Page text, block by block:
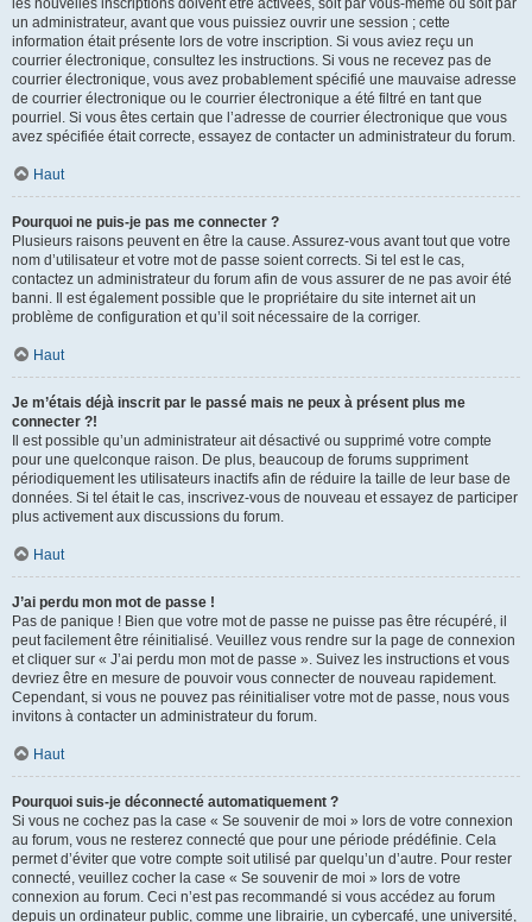
les nouvelles inscriptions doivent être activées, soit par vous-même ou soit par
un administrateur, avant que vous puissiez ouvrir une session ; cette
information était présente lors de votre inscription. Si vous aviez reçu un
courrier électronique, consultez les instructions. Si vous ne recevez pas de
courrier électronique, vous avez probablement spécifié une mauvaise adresse
de courrier électronique ou le courrier électronique a été filtré en tant que
pourriel. Si vous êtes certain que l’adresse de courrier électronique que vous
avez spécifiée était correcte, essayez de contacter un administrateur du forum.
Haut
Pourquoi ne puis-je pas me connecter ?
Plusieurs raisons peuvent en être la cause. Assurez-vous avant tout que votre
nom d’utilisateur et votre mot de passe soient corrects. Si tel est le cas,
contactez un administrateur du forum afin de vous assurer de ne pas avoir été
banni. Il est également possible que le propriétaire du site internet ait un
problème de configuration et qu’il soit nécessaire de la corriger.
Haut
Je m’étais déjà inscrit par le passé mais ne peux à présent plus me
connecter ?!
Il est possible qu’un administrateur ait désactivé ou supprimé votre compte
pour une quelconque raison. De plus, beaucoup de forums suppriment
périodiquement les utilisateurs inactifs afin de réduire la taille de leur base de
données. Si tel était le cas, inscrivez-vous de nouveau et essayez de participer
plus activement aux discussions du forum.
Haut
J’ai perdu mon mot de passe !
Pas de panique ! Bien que votre mot de passe ne puisse pas être récupéré, il
peut facilement être réinitialisé. Veuillez vous rendre sur la page de connexion
et cliquer sur « J’ai perdu mon mot de passe ». Suivez les instructions et vous
devriez être en mesure de pouvoir vous connecter de nouveau rapidement.
Cependant, si vous ne pouvez pas réinitialiser votre mot de passe, nous vous
invitons à contacter un administrateur du forum.
Haut
Pourquoi suis-je déconnecté automatiquement ?
Si vous ne cochez pas la case « Se souvenir de moi » lors de votre connexion
au forum, vous ne resterez connecté que pour une période prédéfinie. Cela
permet d’éviter que votre compte soit utilisé par quelqu’un d’autre. Pour rester
connecté, veuillez cocher la case « Se souvenir de moi » lors de votre
connexion au forum. Ceci n’est pas recommandé si vous accédez au forum
depuis un ordinateur public, comme une librairie, un cybercafé, une université,